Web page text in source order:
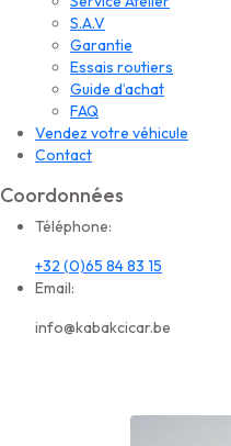
S.A.V
Garantie
Essais routiers
Guide d’achat
FAQ
Vendez votre véhicule
Contact
Coordonnées
Téléphone:
+32 (0)65 84 83 15
Email:
info@kabakcicar.be